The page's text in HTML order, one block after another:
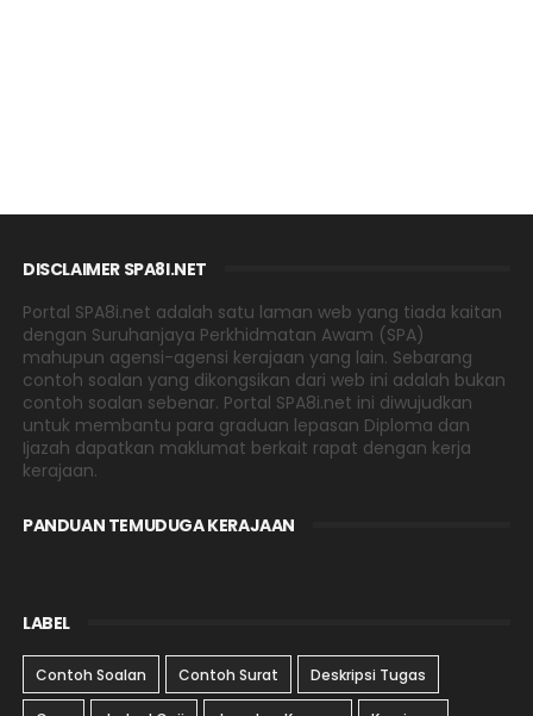
DISCLAIMER SPA8I.NET
Portal SPA8i.net adalah satu laman web yang tiada kaitan
dengan Suruhanjaya Perkhidmatan Awam (SPA)
mahupun agensi-agensi kerajaan yang lain. Sebarang
contoh soalan yang dikongsikan dari web ini adalah bukan
contoh soalan sebenar. Portal SPA8i.net ini diwujudkan
untuk membantu para graduan lepasan Diploma dan
Ijazah dapatkan maklumat berkait rapat dengan kerja
kerajaan.
PANDUAN TEMUDUGA KERAJAAN
LABEL
Contoh Soalan Contoh Surat Deskripsi Tugas